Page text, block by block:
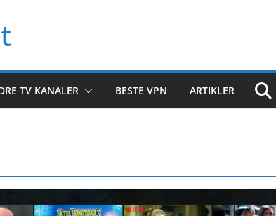
TV KANALER BESTE VPN ARTIKLER